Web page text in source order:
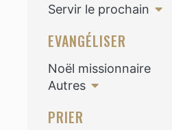
Servir le prochain
EVANGÉLISER
Noël missionnaire
Autres
PRIER